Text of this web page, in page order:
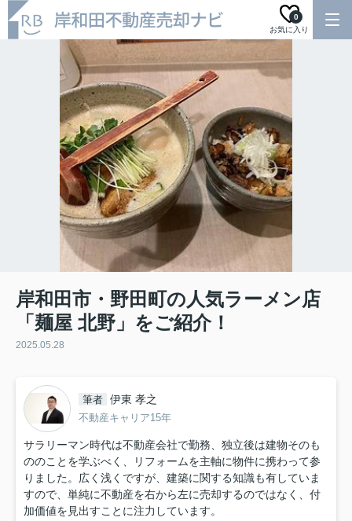
お気に入り
0
岸和田市・野田町の人気ラーメン店
「麺屋 北野」をご紹介！
2025.05.28
筆者 伊東 孝之
不動産キャリア15年
サラリーマン時代は不動産会社で勤務、独立後は建物そのも
ののことを学ぶべく、リフォームを主軸に物件に携わって参
りました。広く浅くですが、建築に関する知識も有していま
すので、単純に不動産を右から左に売却するのではなく、付
加価値を見出すことに注力しています。